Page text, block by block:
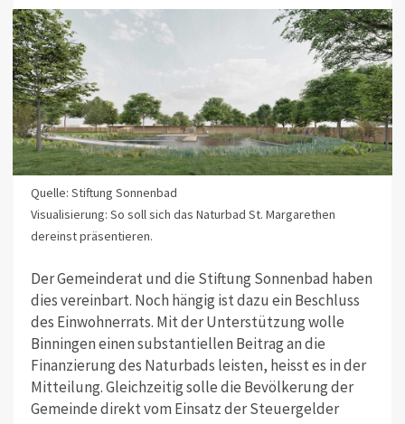
Quelle: Stiftung Sonnenbad
Visualisierung: So soll sich das Naturbad St. Margarethen
dereinst präsentieren.
Der Gemeinderat und die Stiftung Sonnenbad haben
dies vereinbart. Noch hängig ist dazu ein Beschluss
des Einwohnerrats. Mit der Unterstützung wolle
Binningen einen substantiellen Beitrag an die
Finanzierung des Naturbads leisten, heisst es in der
Mitteilung. Gleichzeitig solle die Bevölkerung der
Gemeinde direkt vom Einsatz der Steuergelder